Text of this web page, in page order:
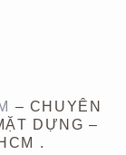
– CHUYÊN
DỰNG –
.